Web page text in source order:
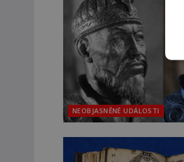
NEOBJASNĚNÉ UDÁLOSTI